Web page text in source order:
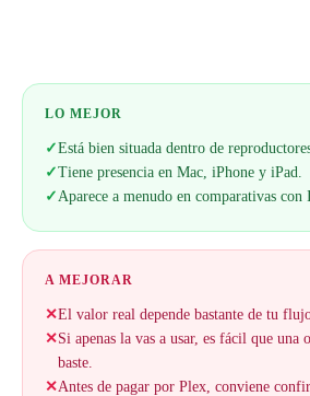
LO MEJOR
✓Está bien situada dentro de
✓Tiene presencia en Mac, iPhone y iPad.
✓Aparece a menudo en comparativas con
A MEJORAR
✕El valor real depende bastante de tu
✕Si apenas la vas a usar, es fácil que una
baste.
✕Antes de pagar por Plex, conviene